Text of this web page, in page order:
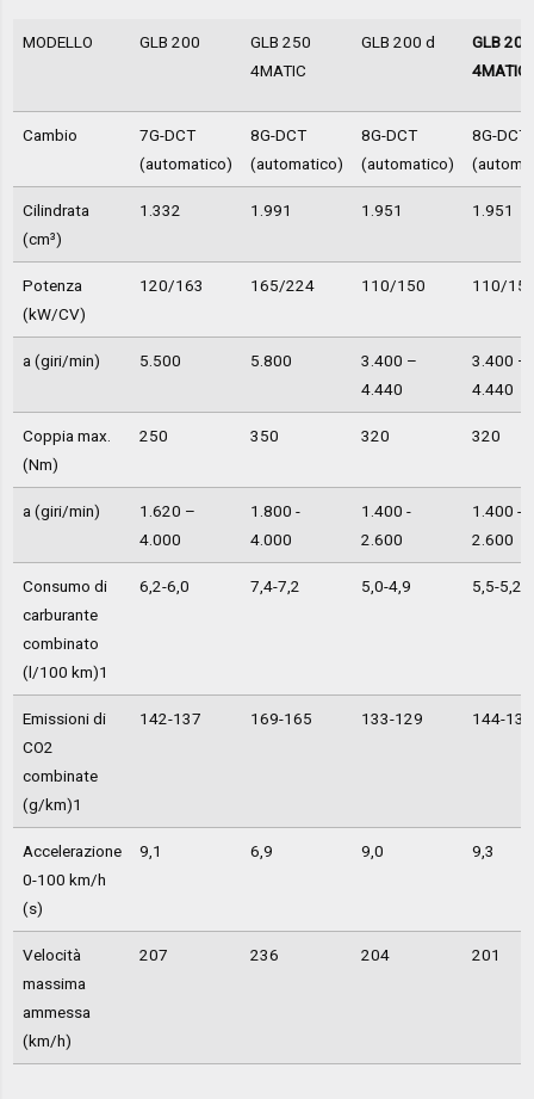
MODELLO GLB 200
GLB 250
4MATIC
GLB 200 d
GLB
4MATIC
Cambio
7G-DCT
(automatico)
8G-DCT
(automatico)
8G-DCT
(automatico)
8G-DCT
Cilindrata
(cm³)
1.332 1.991 1.951 1.951
Potenza
(kW/CV)
120/163 165/224 110/150 110/
a (giri/min) 5.500 5.800
3.400 –
4.440
3.400 –
4.440
Coppia max.
(Nm)
250 350 320 320
a (giri/min)
1.620 –
4.000
1.800 -
4.000
1.400 -
2.600
1.400 -
2.600
Consumo di
carburante
combinato
(l/100 km)1
6,2-6,0 7,4-7,2 5,0-4,9 5,5-5,2
Emissioni di
CO2
combinate
(g/km)1
142-137 169-165 133-129 144-136
Accelerazione
0-100 km/h
(s)
9,1 6,9 9,0 9,3
Velocità
massima
ammessa
(km/h)
207 236 204 201